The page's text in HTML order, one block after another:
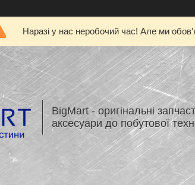
Наразі у нас неробочий час! Але ми
BigMart - оригінальні
аксесуари до побутової